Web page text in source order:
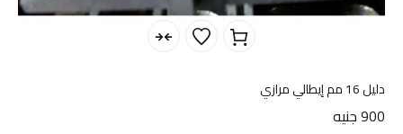
دليل 16 مم إيطالي مرازي
900جنيه